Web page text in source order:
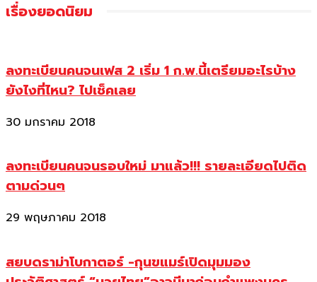
เรื่องยอดนิยม
ลงทะเบียนคนจนเฟส 2 เริ่ม 1 ก.พ.นี้เตรียมอะไรบ้าง
ยังไงที่ไหน? ไปเช็คเลย
30 มกราคม 2018
ลงทะเบียนคนจนรอบใหม่ มาแล้ว!!! รายละเอียดไปติด
ตามด่วนๆ
29 พฤษภาคม 2018
สยบดราม่าโบกาตอร์ -กุนขแมร์เปิดมุมมอง